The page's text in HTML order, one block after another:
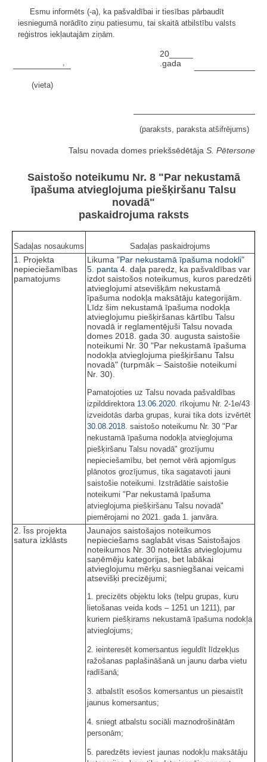
Esmu informēts (-a), ka pašvaldībai ir tiesības pārbaudīt
iesniegumā norādīto ziņu patiesumu, tai skaitā atbilstību valsts
reģistros iekļautajām ziņām.
,
20_____
.gada
(vieta)
(paraksts, paraksta atšifrējums)
Talsu novada domes priekšsēdētāja S. Pētersone
Saistošo noteikumu Nr. 8 "Par nekustamā
īpašuma atvieglojuma piešķiršanu Talsu
novadā"
paskaidrojuma raksts
Sadaļas nosaukums Sadaļas paskaidrojums
1. Projekta
nepieciešamības
pamatojums
Likuma "Par nekustamā īpašuma nodokli"
5. panta 4. daļa paredz, ka pašvaldības var
izdot saistošos noteikumus, kuros paredzēti
atvieglojumi atsevišķām nekustamā
īpašuma nodokļa maksātāju kategorijām.
Līdz šim nekustamā īpašuma nodokļa
atvieglojumu piešķiršanas kārtību Talsu
novadā ir reglamentējuši Talsu novada
domes 2018. gada 30. augusta saistošie
noteikumi Nr. 30 "Par nekustamā īpašuma
nodokļa atvieglojuma piešķiršanu Talsu
novadā" (turpmāk – Saistošie noteikumi
Nr. 30).
Pamatojoties uz Talsu novada pašvaldības
izpilddirektora 13.06.2020. rīkojumu Nr. 2-1e/43
izveidotās darba grupas, kurai tika dots izvērtēt
30.08.2018. saistošo noteikumu Nr. 30 "Par
nekustamā īpašuma nodokļa atvieglojuma
piešķiršanu Talsu novadā" grozījumu
nepieciešamību, bet ņemot vērā apjomīgus
plānotos grozījumus, tika sagatavoti jauni
saistošie noteikumi. Izstrādātie saistošie
noteikumi "Par nekustamā īpašuma
atvieglojuma piešķiršanu Talsu novadā"
piemērojami no 2021. gada 1. janvāra.
2. Īss projekta
satura izklāsts
Jaunajos saistošajos noteikumos
nepieciešams saglabāt visas Saistošajos
noteikumos Nr. 30 noteiktās atvieglojumu
saņēmēju kategorijas, bet labākai
atvieglojumu mērķu sasniegšanai veicami
atsevišķi precizējumi;
1. precizēts objektu loks (telpu grupas, kuru
lietošanas veida kods – 1251 un 1211), par
kuriem piešķirams nekustamā īpašuma nodokļa
atvieglojums;
2. ieinteresēt komersantus ieguldīt līdzekļus
ražošanas paplašināšanā un jaunu darba vietu
radīšanā;
3. atbalstīt esošos komersantus un piesaistīt
jaunus komersantus;
4. sniegt atbalstu sociāli maznodrošinātām
personām;
5. paredzēts ieviest jaunas nodokļu maksātāju